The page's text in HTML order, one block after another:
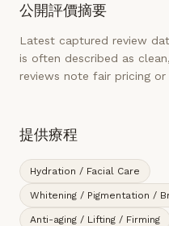
公開評價摘要
Latest captured review
is often described as
reviews note fair pricing
提供療程
Hydration / Facial Care
Whitening / Pigmentation /
Anti-aging / Lifting / Firming